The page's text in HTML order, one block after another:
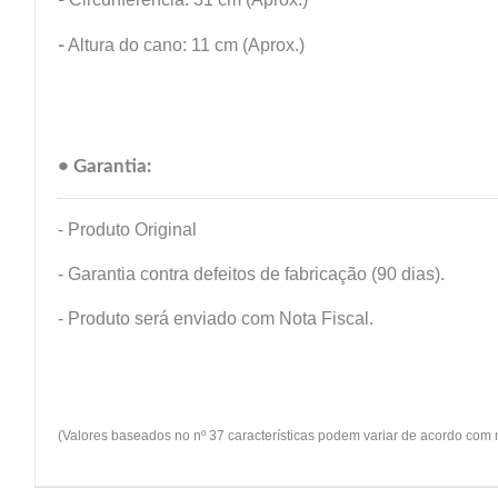
-Altura do cano: 11 cm (Aprox.)
• Garantia:
- Produto Original
- Garantia contra defeitos de fabricação (90 dias).
- Produto será enviado com Nota Fiscal.
(Valores baseados no nº 37 características podem variar de acordo com